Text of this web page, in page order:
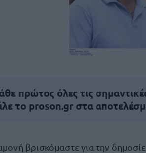
πρώτος όλες τις
το proson.gr στα
βρισκόμαστε για την